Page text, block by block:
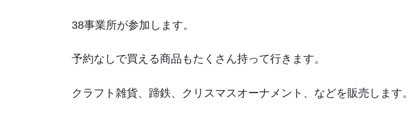
38事業所が参加します。
予約なしで買える商品もたくさん持って行きます。
クラフト雑貨、蹄鉄、クリスマスオーナメント、などを販売します。